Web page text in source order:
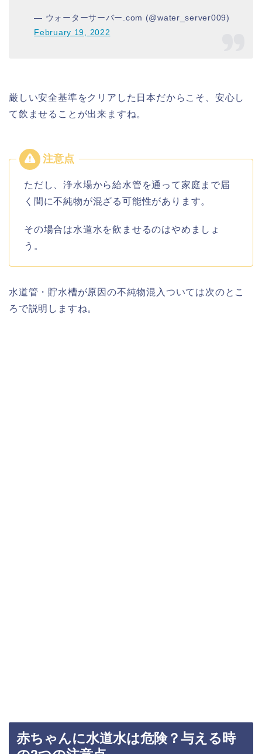
— ウォーターサーバー.com (@water_server009)
February 19, 2022
厳しい安全基準をクリアした日本だからこそ、安心し
て飲ませることが出来ますね。
ただし、浄水場から給水管を通って家庭まで届
く間に不純物が混ざる可能性があります。
その場合は水道水を飲ませるのはやめましょ
う。
水道管・貯水槽が原因の不純物混入ついては次のとこ
ろで説明しますね。
赤ちゃんに水道水は危険？与える時